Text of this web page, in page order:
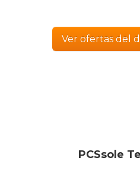
Ver ofertas del
PCSsole